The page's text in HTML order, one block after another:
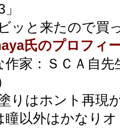
ッと来たので買
氏のプロフィ
作家：ＳＣＡ自
りはホント再現
瞳以外はかなり